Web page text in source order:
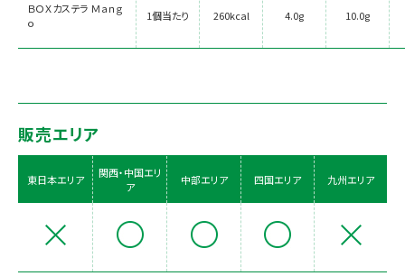
ＢＯＸカステラ Ｍａｎｇ
ｏ
1個当たり 260kcal 4.0g 10.0g
販売エリア
東日本エリア
関西・中国エリ
ア
中部エリア 四国エリア 九州エリア